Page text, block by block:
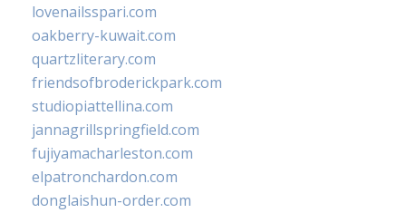
lovenailsspari.com
oakberry-kuwait.com
quartzliterary.com
friendsofbroderickpark.com
studiopiattellina.com
jannagrillspringfield.com
fujiyamacharleston.com
elpatronchardon.com
donglaishun-order.com